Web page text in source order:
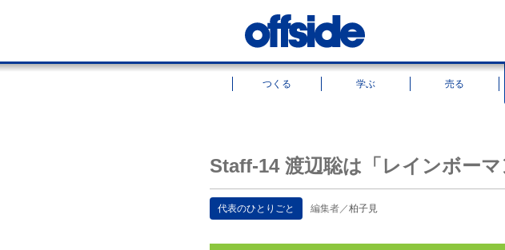
つくる 学ぶ 売る
Staff-14 渡辺聡は「レインボー
代表のひとりごと 編集者／柏子見